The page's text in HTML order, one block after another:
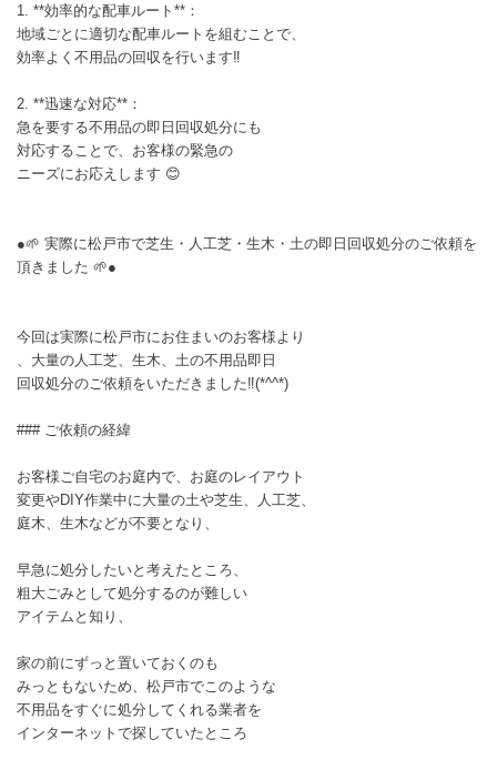
1. **効率的な配車ルート**：
地域ごとに適切な配車ルートを組むことで、
効率よく不用品の回収を行います‼️
2. **迅速な対応**：
急を要する不用品の即日回収処分にも
対応することで、お客様の緊急の
ニーズにお応えします 😊
●🌱 実際に松戸市で芝生・人工芝・生木・土の即日回収処分のご依頼を
頂きました 🌱●
今回は実際に松戸市にお住まいのお客様より
、大量の人工芝、生木、土の不用品即日
回収処分のご依頼をいただきました‼️(*^^*)
### ご依頼の経緯
お客様ご自宅のお庭内で、お庭のレイアウト
変更やDIY作業中に大量の土や芝生、人工芝、
庭木、生木などが不要となり、
早急に処分したいと考えたところ、
粗大ごみとして処分するのが難しい
アイテムと知り、
家の前にずっと置いておくのも
みっともないため、松戸市でこのような
不用品をすぐに処分してくれる業者を
インターネットで探していたところ